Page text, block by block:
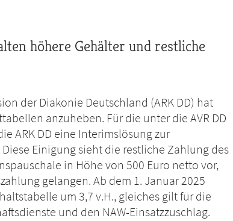
höhere Gehälter und restliche
der Diakonie Deutschland (ARK DD) hat
anzuheben. Für die unter die AVR DD
ARK DD eine Interimslösung zur
Einigung sieht die restliche Zahlung des
in Höhe von 500 Euro netto vor,
gelangen. Ab dem 1. Januar 2025
um 3,7 v.H., gleiches gilt für die
und den NAW-Einsatzzuschlag.